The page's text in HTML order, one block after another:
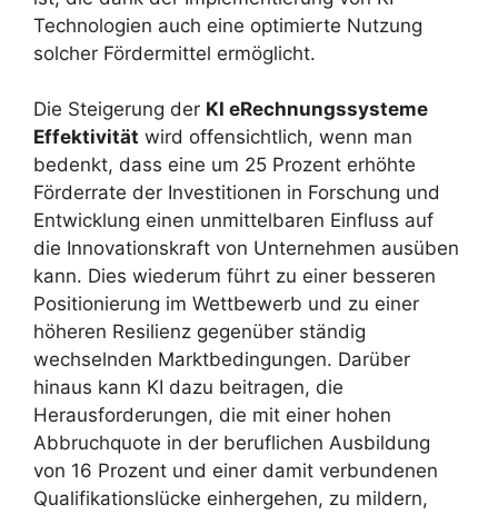
Technologien auch eine optimierte Nutzung
solcher Fördermittel ermöglicht.
Die Steigerung der KI eRechnungssysteme
Effektivität wird offensichtlich, wenn man
bedenkt, dass eine um 25 Prozent erhöhte
Förderrate der Investitionen in Forschung und
Entwicklung einen unmittelbaren Einfluss auf
die Innovationskraft von Unternehmen ausüben
kann. Dies wiederum führt zu einer besseren
Positionierung im Wettbewerb und zu einer
höheren Resilienz gegenüber ständig
wechselnden Marktbedingungen. Darüber
hinaus kann KI dazu beitragen, die
Herausforderungen, die mit einer hohen
Abbruchquote in der beruflichen Ausbildung
von 16 Prozent und einer damit verbundenen
Qualifikationslücke einhergehen, zu mildern,